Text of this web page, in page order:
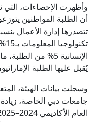
وأظهرت الإحصاءات، التي
أن الطلبة المواطنين
الإنسانية 5% من
يُقبل عليها الطلبة
وسجلت بيانات الهيئة،